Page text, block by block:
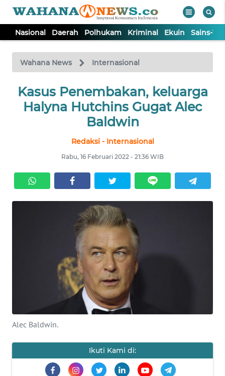
Nasional Daerah Polhukam Kriminal Ekuin Sains-
Wahana News Internasional
Kasus Penembakan, keluarga
Halyna Hutchins Gugat Alec
Baldwin
Redaksi - Internasional
Rabu, 16 Februari 2022 - 21:36 WIB
Alec Baldwin.
Ikuti Kami di:
TV
Tutup
NASIONAL
KRIMINAL
EKUIN
INTERNASIONAL
SERBA-SERBI
PENDIDIKAN
OLAHRAGA